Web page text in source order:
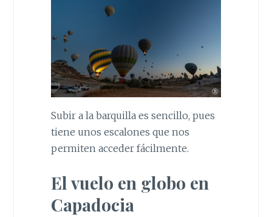
Subir a la barquilla es sencillo, pues
tiene unos escalones que nos
permiten acceder fácilmente.
El vuelo en globo en
Capadocia